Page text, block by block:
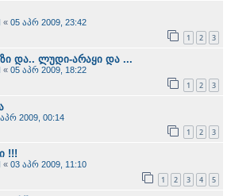
« 05 აპრ 2009, 23:42
1 2 3
და.. ლუდი-არაყი და ...
« 05 აპრ 2009, 18:22
1 2 3
2009, 00:14
1 2 3
!!!
« 03 აპრ 2009, 11:10
1 2 3 4 5